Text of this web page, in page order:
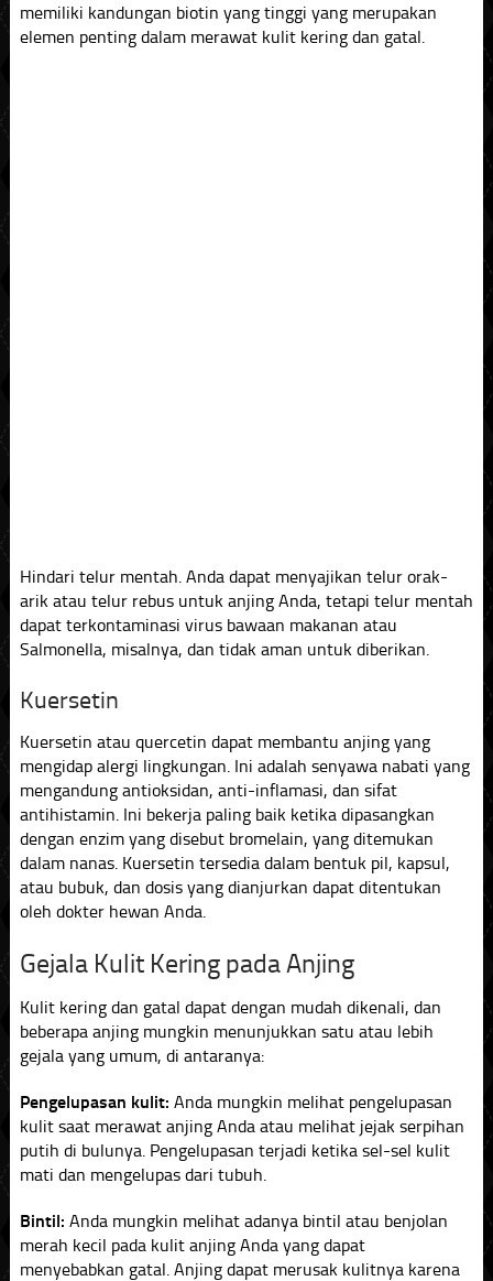
memiliki kandungan biotin yang tinggi yang merupakan
elemen penting dalam merawat kulit kering dan gatal.
Hindari telur mentah. Anda dapat menyajikan telur orak-
arik atau telur rebus untuk anjing Anda, tetapi telur mentah
dapat terkontaminasi virus bawaan makanan atau
Salmonella, misalnya, dan tidak aman untuk diberikan.
Kuersetin
Kuersetin atau quercetin dapat membantu anjing yang
mengidap alergi lingkungan. Ini adalah senyawa nabati yang
mengandung antioksidan, anti-inflamasi, dan sifat
antihistamin. Ini bekerja paling baik ketika dipasangkan
dengan enzim yang disebut bromelain, yang ditemukan
dalam nanas. Kuersetin tersedia dalam bentuk pil, kapsul,
atau bubuk, dan dosis yang dianjurkan dapat ditentukan
oleh dokter hewan Anda.
Gejala Kulit Kering pada Anjing
Kulit kering dan gatal dapat dengan mudah dikenali, dan
beberapa anjing mungkin menunjukkan satu atau lebih
gejala yang umum, di antaranya:
Pengelupasan kulit: Anda mungkin melihat pengelupasan
kulit saat merawat anjing Anda atau melihat jejak serpihan
putih di bulunya. Pengelupasan terjadi ketika sel-sel kulit
mati dan mengelupas dari tubuh.
Bintil: Anda mungkin melihat adanya bintil atau benjolan
merah kecil pada kulit anjing Anda yang dapat
menyebabkan gatal. Anjing dapat merusak kulitnya karena